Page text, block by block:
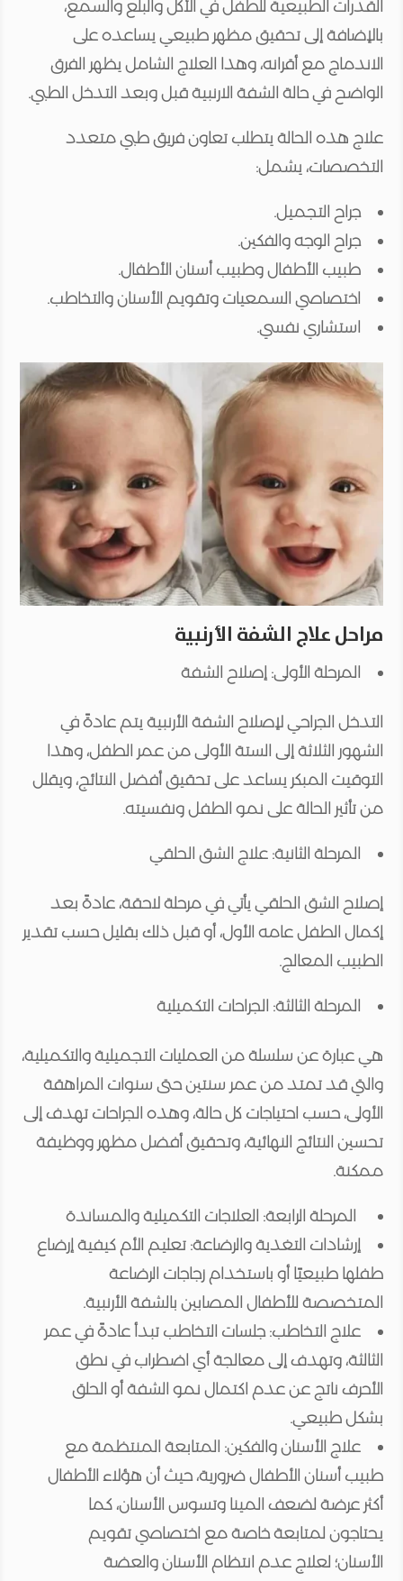
القدرات الطبيعية للطفل في الأكل والبلع والسمع،
بالإضافة إلى تحقيق مظهر طبيعي يساعده على
الاندماج مع أقرانه، وهذا العلاج الشامل يظهر الفرق
الواضح في حالة الشفة الارنبية قبل وبعد التدخل الطبي.
علاج هذه الحالة يتطلب تعاون فريق طبي متعدد
التخصصات، يشمل:
جراح التجميل.
جراح الوجه والفكين.
طبيب الأطفال وطبيب أسنان الأطفال.
اختصاصي السمعيات وتقويم الأسنان والتخاطب.
استشاري نفسي.
مراحل علاج الشفة الأرنبية
المرحلة الأولى: إصلاح الشفة
التدخل الجراحي لإصلاح الشفة الأرنبية يتم عادةً في
الشهور الثلاثة إلى الستة الأولى من عمر الطفل، وهذا
التوقيت المبكر يساعد على تحقيق أفضل النتائج، ويقلل
من تأثير الحالة على نمو الطفل ونفسيته.
المرحلة الثانية: علاج الشق الحلقي
إصلاح الشق الحلقي يأتي في مرحلة لاحقة، عادةً بعد
إكمال الطفل عامه الأول، أو قبل ذلك بقليل حسب تقدير
الطبيب المعالج.
المرحلة الثالثة: الجراحات التكميلية
هي عبارة عن سلسلة من العمليات التجميلية والتكميلية،
والتي قد تمتد من عمر سنتين حتى سنوات المراهقة
الأولى، حسب احتياجات كل حالة، وهذه الجراحات تهدف إلى
تحسين النتائج النهائية، وتحقيق أفضل مظهر ووظيفة
ممكنة.
المرحلة الرابعة: العلاجات التكميلية والمساندة
إرشادات التغذية والرضاعة: تعليم الأم كيفية إرضاع
طفلها طبيعيًا أو باستخدام زجاجات الرضاعة
المتخصصة للأطفال المصابين بالشفة الأرنبية.
علاج التخاطب:جلسات التخاطب تبدأ عادةً في عمر
الثالثة، وتهدف إلى معالجة أي اضطراب في نطق
الأحرف ناتج عن عدم اكتمال نمو الشفة أو الحلق
بشكل طبيعي.
علاج الأسنان والفكين: المتابعة المنتظمة مع
طبيب أسنان الأطفال ضرورية، حيث أن هؤلاء الأطفال
أكثر عرضة لضعف المينا وتسوس الأسنان، كما
يحتاجون لمتابعة خاصة مع اختصاصي تقويم
الأسنان؛ لعلاج عدم انتظام الأسنان والعضة